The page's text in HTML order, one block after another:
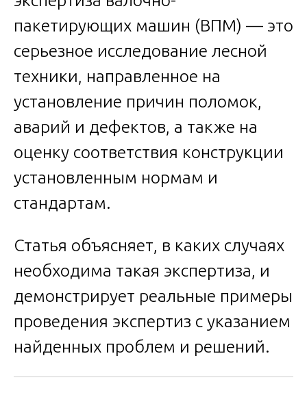
пакетирующих машин (ВПМ) — это
серьезное исследование лесной
техники, направленное на
установление причин поломок,
аварий и дефектов, а также на
оценку соответствия конструкции
установленным нормам и
стандартам.
Статья объясняет, в каких случаях
необходима такая экспертиза, и
демонстрирует реальные примеры
проведения экспертиз с указанием
найденных проблем и решений.